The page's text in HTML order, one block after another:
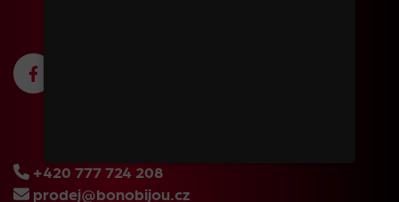
+420 777 724 208
prodej@bonobijou.cz